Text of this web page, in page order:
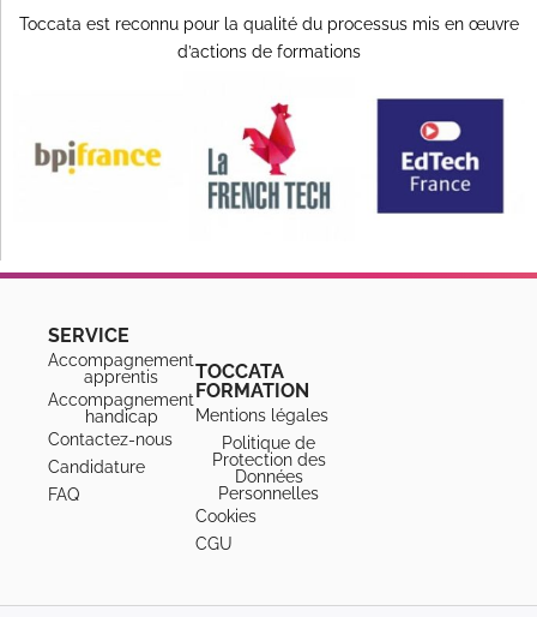
Toccata est reconnu pour la qualité du processus mis en œuvre
d’actions de formations
SERVICE
Accompagnement
apprentis
Accompagnement
handicap
Contactez-nous
Candidature
FAQ
TOCCATA
FORMATION
Mentions légales
Politique de
Protection des
Données
Personnelles
Cookies
CGU